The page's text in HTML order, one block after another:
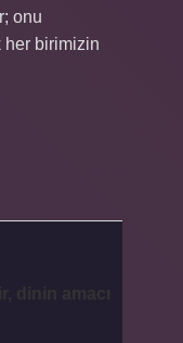
onu
her birimizin